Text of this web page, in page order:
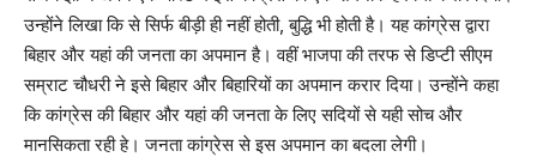
उन्होंने लिखा कि से सिर्फ बीड़ी ही नहीं होती, बुद्धि भी होती है। यह कांग्रेस द्वारा
बिहार और यहां की जनता का अपमान है। वहीं भाजपा की तरफ से डिप्टी सीएम
सम्राट चौधरी ने इसे बिहार और बिहारियों का अपमान करार दिया। उन्होंने कहा
कि कांग्रेस की बिहार और यहां की जनता के लिए सदियों से यही सोच और
मानसिकता रही हे। जनता कांग्रेस से इस अपमान का बदला लेगी।